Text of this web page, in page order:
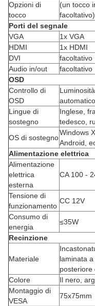
Opzioni di
tocco
(un tocco
facoltativo)
Porti del segnale
VGA
1x VGA
HDMI
1x HDMI
DVI
facoltativo
Audio in/out
facoltativo
OSD
Controllo di
OSD
Lingue di
sostegno
Inglese,
tedesco,
OS di sostegno
Windows
Android,
Alimentazione elettrica
Alimentazione
elettrica
esterna
CA 100 -
Tensione di
funzionamento
CC 12V
Consumo di
energia
≤35W
Recinzione
Materiale
laminata
posteriore
Colore
Il nero,
Montaggio di
VESA
75x75mm